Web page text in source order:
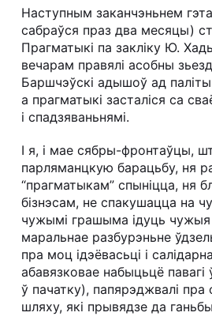
Наступным заканчэньнем
сабраўся праз два месяцы)
Прагматыкі па закліку Ю.
вечарам правялі асобны
Баршчэўскі адышоў ад
а прагматыкі засталіся са
і спадзяваньнямі.
І я, і мае сябры-фронтаўцы,
парляманцкую барацьбу, ня
“прагматыкам” спыніцца, ня
бізнэсам, не спакушацца на
чужымі грашыма ідуць чужыя
маральнае разбурэньне
пра моц ідэёвасьці і
абавязковае набыцьцё
ў пачатку), папярэджвалі
шляху, які прывядзе да